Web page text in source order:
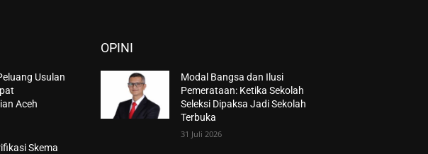
Usulan
Aceh
Skema
OPINI
Modal Bangsa dan Ilusi
Pemerataan: Ketika Sekolah
Seleksi Dipaksa Jadi Sekolah
Terbuka
31 Juli 2026